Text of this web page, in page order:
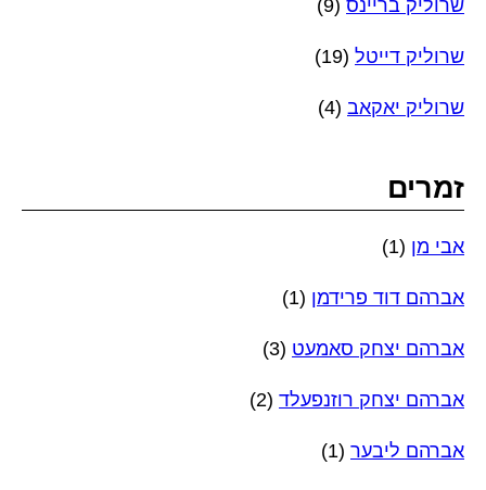
שרוליק בריינס (9)
שרוליק דייטל (19)
שרוליק יאקאב (4)
זמרים
אבי מן (1)
אברהם דוד פרידמן (1)
אברהם יצחק סאמעט (3)
אברהם יצחק רוזנפעלד (2)
אברהם ליבער (1)